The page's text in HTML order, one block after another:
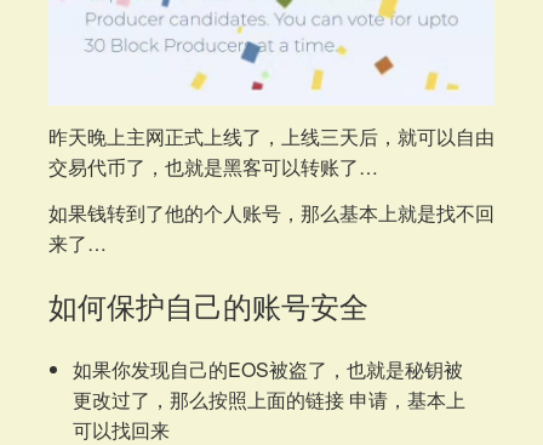
昨天晚上主网正式上线了，上线三天后，就可以自由
交易代币了，也就是黑客可以转账了…
如果钱转到了他的个人账号，那么基本上就是找不回
来了…
如何保护自己的账号安全
如果你发现自己的EOS被盗了，也就是秘钥被
更改过了，那么按照上面的链接 申请，基本上
可以找回来